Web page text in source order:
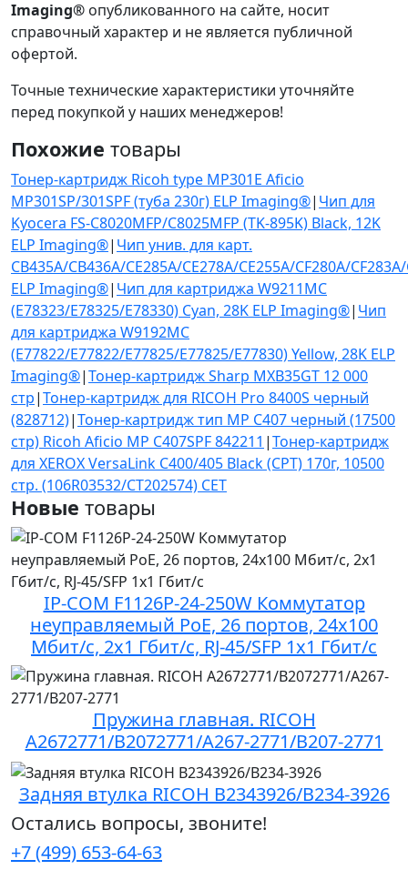
Imaging® опубликованного на сайте, носит
справочный характер и не является публичной
офертой.
Точные технические характеристики уточняйте
перед покупкой у наших менеджеров!
Похожие товары
Тонер-картридж Ricoh type MP301E Aficio
MP301SP/301SPF (туба 230г) ELP Imaging®| Чип для
Kyocera FS-C8020MFP/C8025MFP (TK-895K) Black, 12K
ELP Imaging®| Чип унив. для карт.
CB435A/CB436A/CE285A/CE278A/CE255A/CF280A/
ELP Imaging®| Чип для картриджа W9211MC
(E78323/E78325/E78330) Cyan, 28K ELP Imaging®| Чип
для картриджа W9192MC
(E77822/E77822/E77825/E77825/E77830) Yellow, 28K ELP
Imaging®|Тонер-картридж Sharp MXB35GT 12 000
стр|Тонер-картридж для RICOH Pro 8400S черный
(828712)|Тонер-картридж тип MP C407 черный (17500
стр) Ricoh Aficio MP C407SPF 842211 |Тонер-картридж
для XEROX VersaLink C400/405 Black (CPT) 170г, 10500
стр. (106R03532/CT202574) CET
Новые товары
IP-COM F1126P-24-250W Коммутатор
неуправляемый PoE, 26 портов, 24x100
Мбит/с, 2x1 Гбит/с, RJ-45/SFP 1x1 Гбит/с
Пружина главная. RICOH
A2672771/B2072771/A267-2771/B207-2771
Задняя втулка RICOH B2343926/B234-3926
Остались вопросы, звоните!
+7 (499) 653-64-63